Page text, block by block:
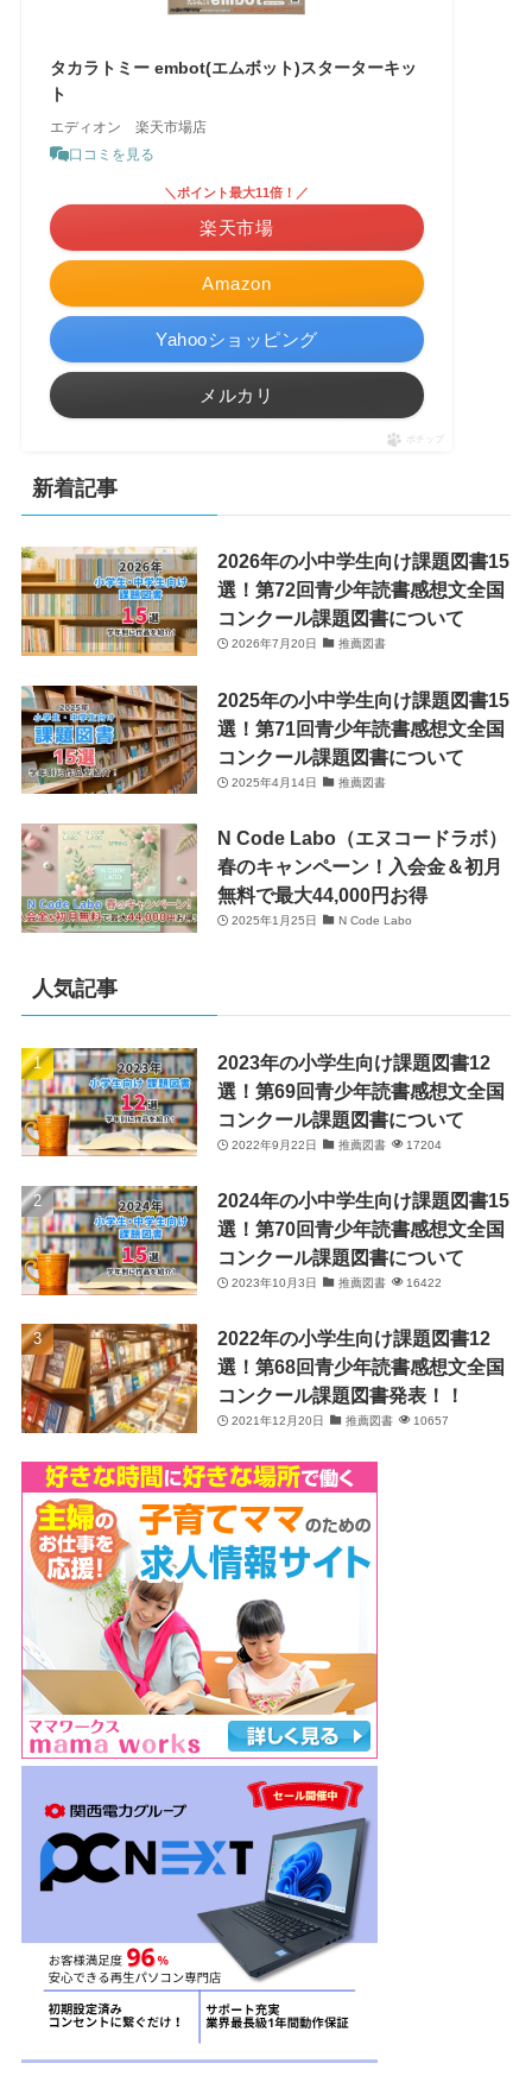
タカラトミー embot(エムボット)スターターキッ
ト
エディオン 楽天市場店
口コミを見る
Amazon
＼ポイント最大11倍！／
楽天市場
Yahooショッピング
メルカリ
ポチップ
新着記事
2026年の小中学生向け課題図書15
選！第72回青少年読書感想文全国
コンクール課題図書について
2026年7月20日 推薦図書
2025年の小中学生向け課題図書15
選！第71回青少年読書感想文全国
コンクール課題図書について
2025年4月14日 推薦図書
N Code Labo（エヌコードラボ）
春のキャンペーン！入会金＆初月
無料で最大44,000円お得
2025年1月25日 N Code Labo
人気記事
2023年の小学生向け課題図書12
選！第69回青少年読書感想文全国
コンクール課題図書について
2022年9月22日 推薦図書 17204
2024年の小中学生向け課題図書15
選！第70回青少年読書感想文全国
コンクール課題図書について
2023年10月3日 推薦図書 16422
2022年の小学生向け課題図書12
選！第68回青少年読書感想文全国
コンクール課題図書発表！！
2021年12月20日 推薦図書 10657